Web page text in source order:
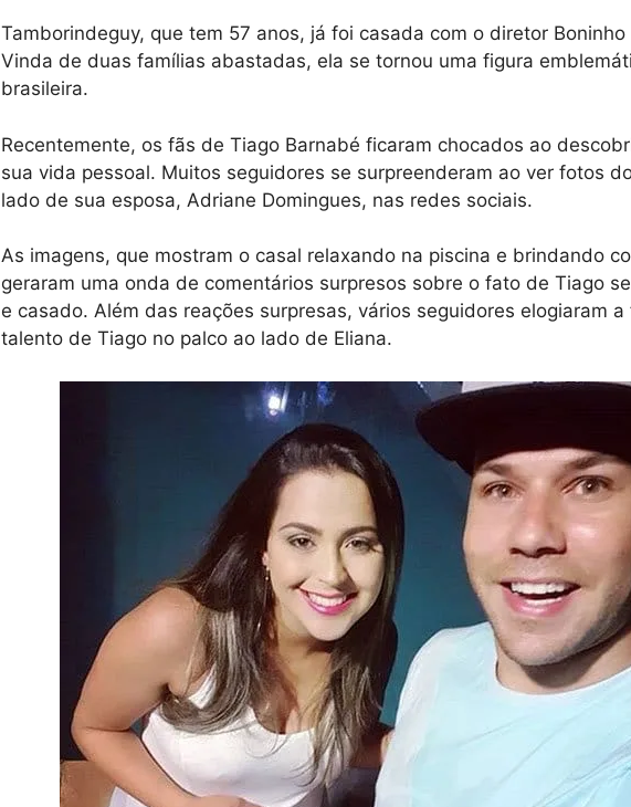
Tamborindeguy, que tem 57 anos, já foi casada com o diretor
Vinda de duas famílias abastadas, ela se tornou uma figura
brasileira.
Recentemente, os fãs de Tiago Barnabé ficaram chocados ao
sua vida pessoal. Muitos seguidores se surpreenderam ao ver fotos
lado de sua esposa, Adriane Domingues, nas redes sociais.
As imagens, que mostram o casal relaxando na piscina e brindando
geraram uma onda de comentários surpresos sobre o fato de Tiago
e casado. Além das reações surpresas, vários seguidores elogiaram a
talento de Tiago no palco ao lado de Eliana.